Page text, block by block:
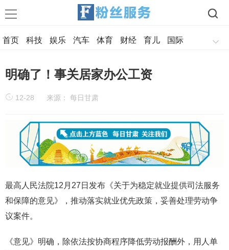
首页 科技 娱乐 汽车 体育 财经 育儿 国际
明确了！事关居家办公工资
12-28 来源： 每日甘肃
最高人民法院12月27日发布《关于为稳定就业提供司法服务
和保障的意见》，推动落实就业优先政策，妥善处理劳动争
议案件。
《意见》明确， 除依法按协商程序降低劳动报酬外，用人单